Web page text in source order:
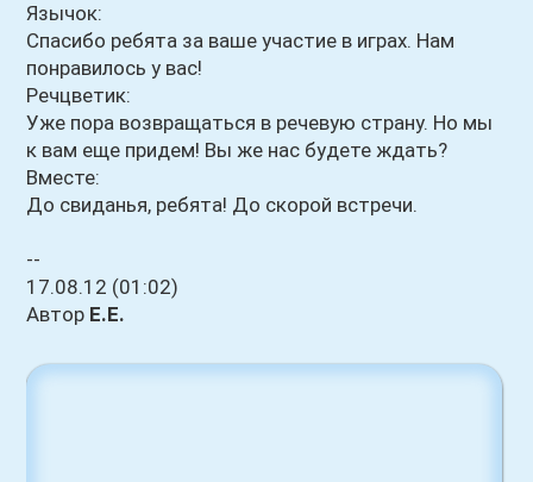
Язычок:
Спасибо ребята за ваше участие в играх. Нам
понравилось у вас!
Речцветик:
Уже пора возвращаться в речевую страну. Но мы
к вам еще придем! Вы же нас будете ждать?
Вместе:
До свиданья, ребята! До скорой встречи.
--
17.08.12 (01:02)
Автор Е.Е.